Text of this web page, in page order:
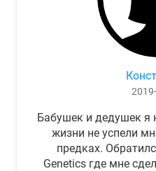
Бабушек и дедушек я
жизни не успели
предках.
Genetics где мне